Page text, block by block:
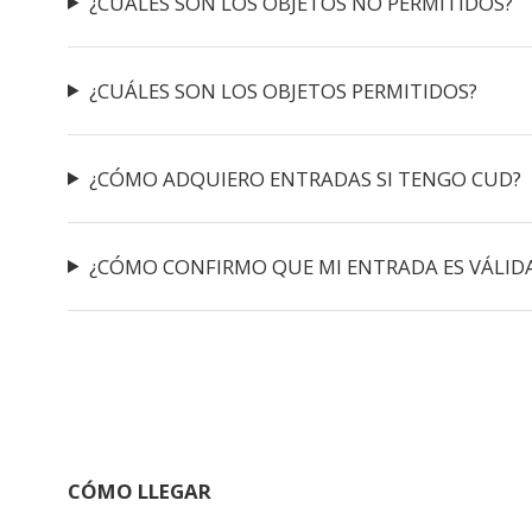
¿CUÁLES SON LOS OBJETOS PERMITIDOS?
¿CÓMO ADQUIERO ENTRADAS SI TENGO CUD?
¿CÓMO CONFIRMO QUE MI ENTRADA ES
CÓMO LLEGAR